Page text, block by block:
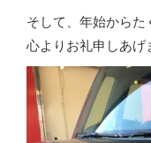
そして、年始からた
心よりお礼申しあげ